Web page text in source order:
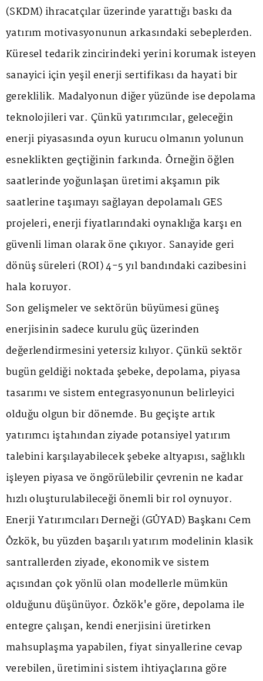
(SKDM) ihracatçılar üzerinde yarattığı baskı da
yatırım motivasyonunun arkasındaki sebeplerden.
Küresel tedarik zincirindeki yerini korumak isteyen
sanayici için yeşil enerji sertifikası da hayati bir
gereklilik. Madalyonun diğer yüzünde ise depolama
teknolojileri var. Çünkü yatırımcılar, geleceğin
enerji piyasasında oyun kurucu olmanın yolunun
esneklikten geçtiğinin farkında. Örneğin öğlen
saatlerinde yoğunlaşan üretimi akşamın pik
saatlerine taşımayı sağlayan depolamalı GES
projeleri, enerji fiyatlarındaki oynaklığa karşı en
güvenli liman olarak öne çıkıyor. Sanayide geri
dönüş süreleri (ROI) 4-5 yıl bandındaki cazibesini
hala koruyor.
Son gelişmeler ve sektörün büyümesi güneş
enerjisinin sadece kurulu güç üzerinden
değerlendirmesini yetersiz kılıyor. Çünkü sektör
bugün geldiği noktada şebeke, depolama, piyasa
tasarımı ve sistem entegrasyonunun belirleyici
olduğu olgun bir dönemde. Bu geçişte artık
yatırımcı iştahından ziyade potansiyel yatırım
talebini karşılayabilecek şebeke altyapısı, sağlıklı
işleyen piyasa ve öngörülebilir çevrenin ne kadar
hızlı oluşturulabileceği önemli bir rol oynuyor.
Enerji Yatırımcıları Derneği (GÜYAD) Başkanı Cem
Özkök, bu yüzden başarılı yatırım modelinin klasik
santrallerden ziyade, ekonomik ve sistem
açısından çok yönlü olan modellerle mümkün
olduğunu düşünüyor. Özkök'e göre, depolama ile
entegre çalışan, kendi enerjisini üretirken
mahsuplaşma yapabilen, fiyat sinyallerine cevap
verebilen, üretimini sistem ihtiyaçlarına göre